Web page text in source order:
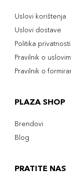
Uslovi korištenja
Uslovi dostave
Politika privatnosti
Pravilnik o
Pravilnik o
PLAZA SHOP
Brendovi
Blog
PRATITE NAS